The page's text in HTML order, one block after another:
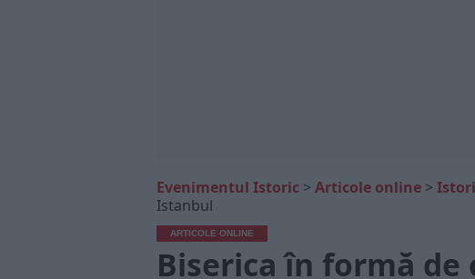
Evenimentul Istoric > Articole online >
Istanbul
ARTICOLE ONLINE
Biserica în formă